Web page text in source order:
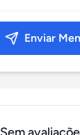
Enviar